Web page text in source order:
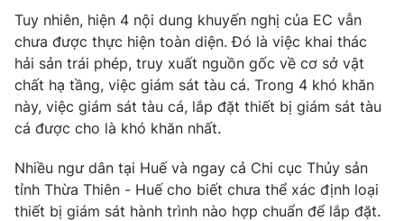
Giải sao mai
Sao
Làm đẹp
Chất lượng cuộc sống
Giáo dục
Tuyển sinh
Học trực tuyến
Công nghệ
Hitech Công nghệ tương lai
Sản phẩm
Thị trường
Tư vấn
Giao lưu trực tuyến
Lịch phát sóng
Tuy nhiên, hiện 4 nội dung khuyến nghị của EC vẫn
chưa được thực hiện toàn diện. Đó là việc khai thác
hải sản trái phép, truy xuất nguồn gốc về cơ sở vật
chất hạ tầng, việc giám sát tàu cá. Trong 4 khó khăn
này, việc giám sát tàu cá, lắp đặt thiết bị giám sát tàu
cá được cho là khó khăn nhất.
Nhiều ngư dân tại Huế và ngay cả Chi cục Thủy sản
tỉnh Thừa Thiên - Huế cho biết chưa thể xác định loại
thiết bị giám sát hành trình nào hợp chuẩn để lắp đặt.